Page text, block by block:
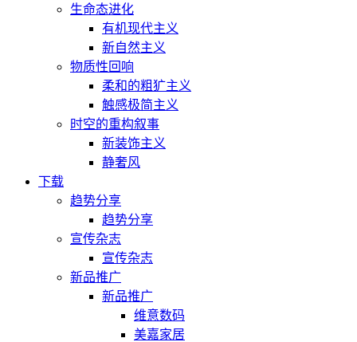
生命态进化
有机现代主义
新自然主义
物质性回响
柔和的粗犷主义
触感极简主义
时空的重构叙事
新装饰主义
静奢风
下载
趋势分享
趋势分享
宣传杂志
宣传杂志
新品推广
新品推广
维意数码
美嘉家居